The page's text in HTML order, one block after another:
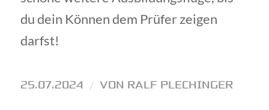
du dein Können dem Prüfer zeigen
darfst!
25.07.2024 / VON RALF PLECHINGER